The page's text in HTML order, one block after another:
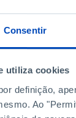
Consentir
utiliza cookies
definição,
Ao